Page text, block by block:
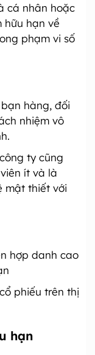
cá nhân hoặc
hữu hạn về
phạm vi số
hàng, đối
nhiệm vô
ty cũng
ít và là
mật thiết với
hợp danh cao
phiếu trên thị
hạn